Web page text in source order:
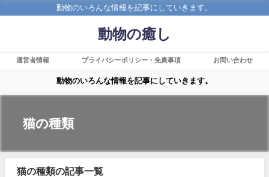
動物のいろんな情報を記事にしていきます。
動物の癒し
運営者情報 プライバシーポリシー・免責事項 お問い合わせ
動物のいろんな情報を記事にしていきます。
猫の種類
猫の種類の記事一覧